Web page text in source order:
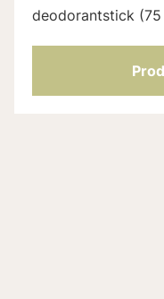
deodorantstick